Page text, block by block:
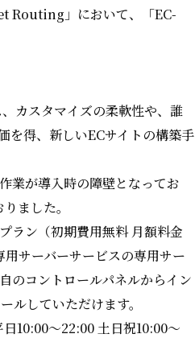
Routing」において、「EC-
カスタマイズの柔軟性や、誰
を得、新しいECサイトの構築手
業が導入時の障壁となってお
ました。
ラン（初期費用無料 月額料金
サーバーサービスの専用サー
のコントロールパネルからイン
ルしていただけます。
10:00～22:00 土日祝10:00～